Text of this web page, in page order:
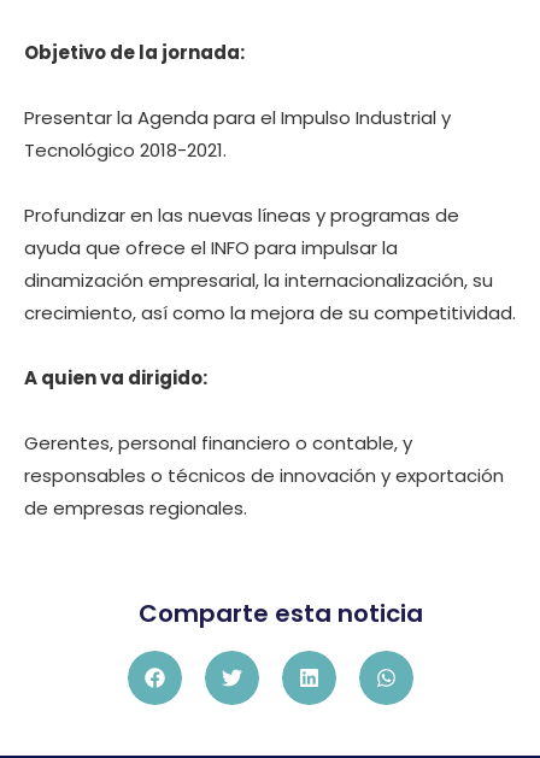
Objetivo de la jornada:
Presentar la Agenda para el Impulso Industrial y
Tecnológico 2018-2021.
Profundizar en las nuevas líneas y programas de
ayuda que ofrece el INFO para impulsar la
dinamización empresarial, la internacionalización, su
crecimiento, así como la mejora de su competitividad.
A quien va dirigido:
Gerentes, personal financiero o contable, y
responsables o técnicos de innovación y exportación
de empresas regionales.
Comparte esta noticia